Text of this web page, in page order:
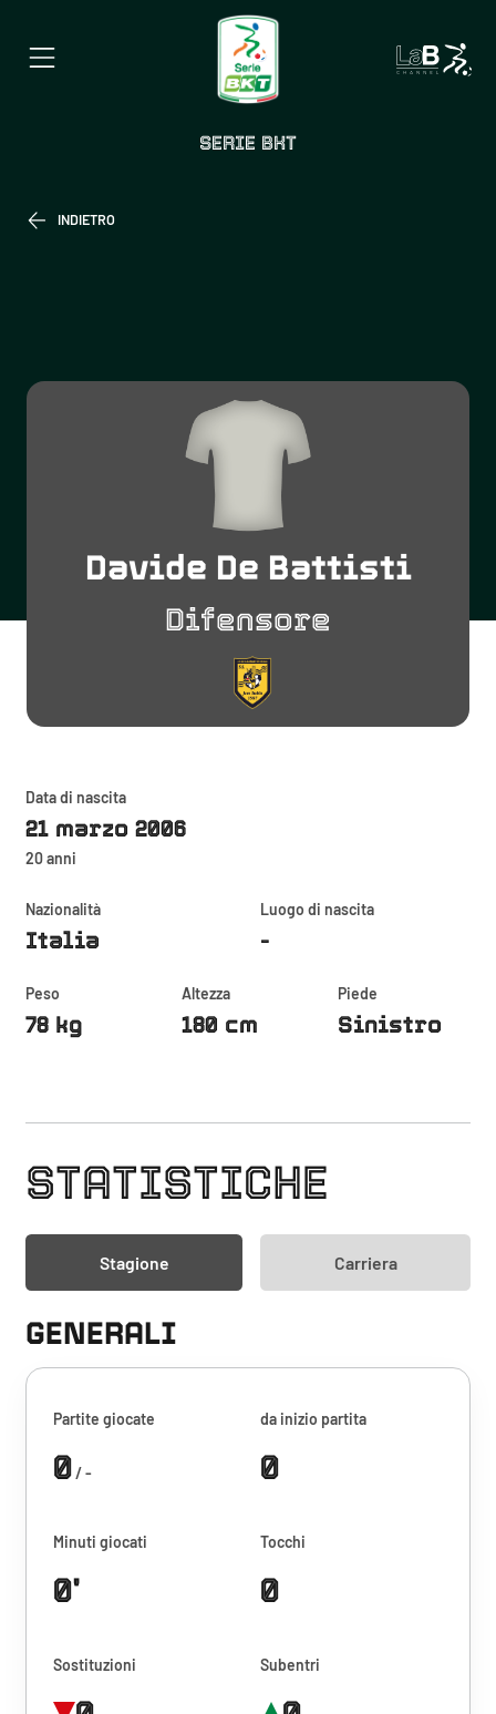
SERIE BKT
INDIETRO
Davide De Battisti
Difensore
Data di nascita
21 marzo 2006
20 anni
Nazionalità
Italia
Luogo di nascita
-
Peso
78 kg
Altezza
180 cm
Piede
Sinistro
STATISTICHE
Stagione Carriera
GENERALI
Partite giocate
0/ -
da inizio partita
0
Minuti giocati
0'
Tocchi
0
Sostituzioni Subentri